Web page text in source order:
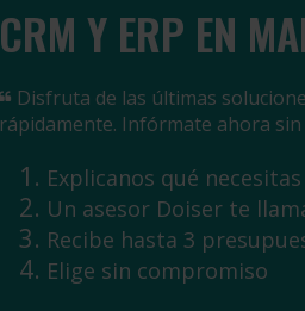
CRM Y ERP EN
Disfruta de las últimas
rápidamente. Infórmate ahora
Explicanos qué necesitas
Un asesor Doiser te
Recibe hasta 3
Elige sin compromiso